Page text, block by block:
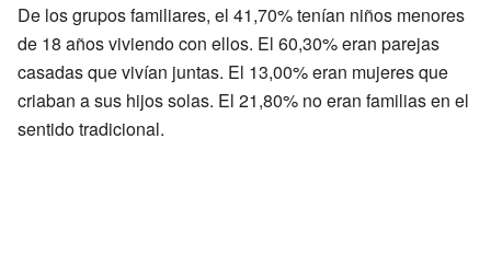
De los grupos familiares, el 41,70% tenían niños menores
de 18 años viviendo con ellos. El 60,30% eran parejas
casadas que vivían juntas. El 13,00% eran mujeres que
criaban a sus hijos solas. El 21,80% no eran familias en el
sentido tradicional.